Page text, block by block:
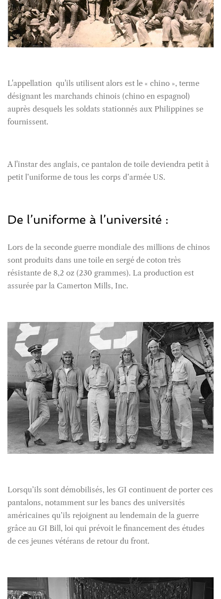
L'appellation qu'ils utilisent alors est le « chino », terme
désignant les marchands chinois (chino en espagnol)
auprès desquels les soldats stationnés aux Philippines se
fournissent.
A l'instar des anglais, ce pantalon de toile deviendra petit à
petit l’uniforme de tous les corps d’armée US.
De l’uniforme à l’université :
Lors de la seconde guerre mondiale des millions de chinos
sont produits dans une toile en sergé de coton très
résistante de 8,2 oz (230 grammes). La production est
assurée par la Camerton Mills, Inc.
Lorsqu’ils sont démobilisés, les GI continuent de porter ces
pantalons, notamment sur les bancs des universités
américaines qu’ils rejoignent au lendemain de la guerre
grâce au GI Bill, loi qui prévoit le financement des études
de ces jeunes vétérans de retour du front.